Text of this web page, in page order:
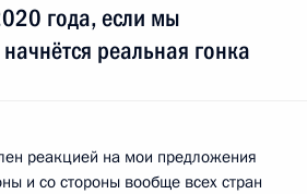
года, если мы
реальная гонка
реакцией на мои предложения
и со стороны вообще всех стран